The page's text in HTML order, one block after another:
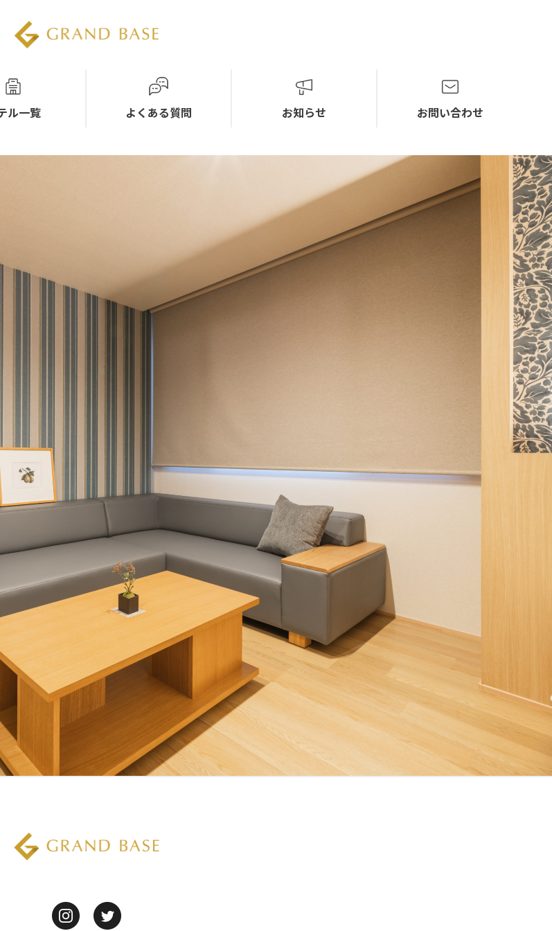
ル一覧 よくある質問 お知らせ お問い合わせ